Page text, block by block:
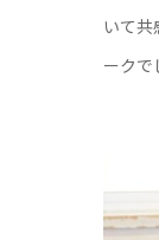
いて
ークで